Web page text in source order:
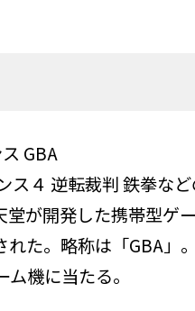
GBA
ス４ 逆転裁判 鉄拳な
が開発した携帯型ゲー
た。略称は「GBA」。
機に当たる。